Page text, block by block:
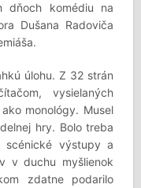
dňoch komédiu na
Dušana Radoviča
úlohu. Z 32 strán
vysielaných
monológy. Musel
hry. Bolo treba
výstupy a
v duchu myšlienok
zdatne podarilo